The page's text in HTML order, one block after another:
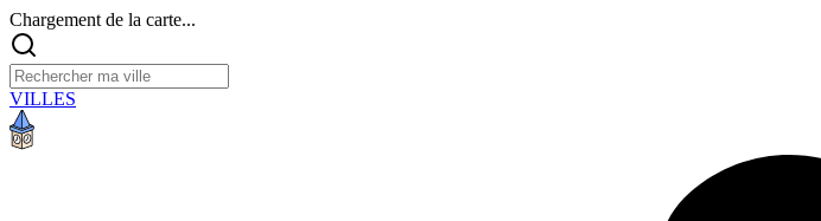
Chargement de la carte...
VILLES